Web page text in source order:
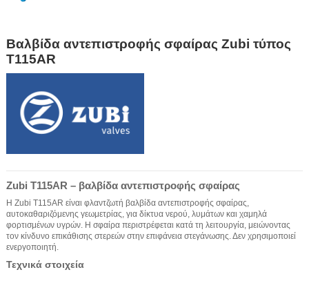
Βαλβίδα αντεπιστροφής σφαίρας Zubi τύπος
T115AR
Zubi T115AR – βαλβίδα αντεπιστροφής σφαίρας
Η Zubi T115AR είναι φλαντζωτή βαλβίδα αντεπιστροφής σφαίρας,
αυτοκαθαριζόμενης γεωμετρίας, για δίκτυα νερού, λυμάτων και χαμηλά
φορτισμένων υγρών. Η σφαίρα περιστρέφεται κατά τη λειτουργία, μειώνοντας
τον κίνδυνο επικάθισης στερεών στην επιφάνεια στεγάνωσης. Δεν χρησιμοποιεί
ενεργοποιητή.
Τεχνικά στοιχεία